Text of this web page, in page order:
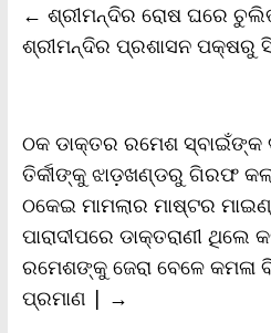
o
o
k
e
r
A
p
p
i
n
k
F
r
i
l
y
← ଶ୍ରୀମନ୍ଦିର ରୋଷ ଘରେ
ଶ୍ରୀମନ୍ଦିର ପ୍ରଶାସନ ପକ୍ଷରୁ
ଠକ ଡାକ୍ତର ରମେଶ ସ୍ବାଇଁଙ୍କ
ତିର୍କୀଙ୍କୁ ଝାଡ଼ଖଣ୍ଡରୁ ଗିରଫ
ଠକେଇ ମାମଲାର ମାଷ୍ଟର
ପାରାଦୀପରେ ଡାକ୍ତରାଣୀ ଥିଲେ
ରମେଶଙ୍କୁ ଜେରା ବେଳେ କମଳା
ପ୍ରମାଣ | →